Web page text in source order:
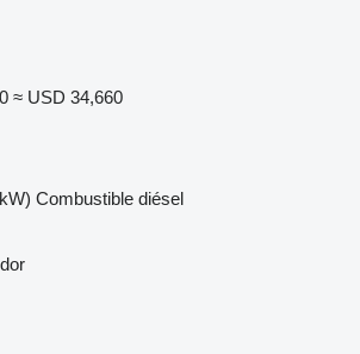
≈ USD 34,660
Combustible diésel